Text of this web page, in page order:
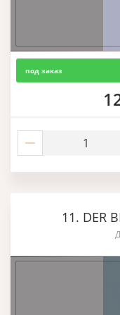
под заказ
11. DER